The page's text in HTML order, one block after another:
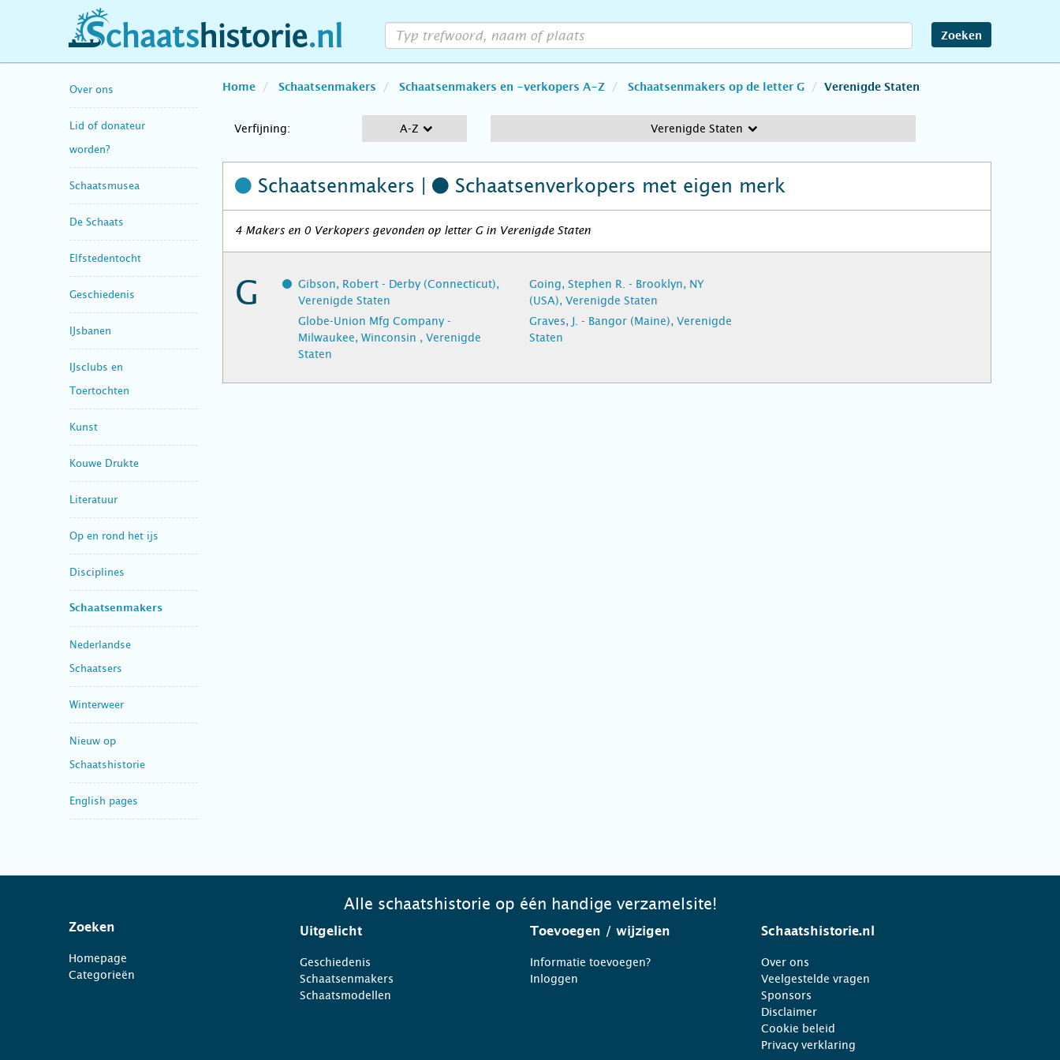
schaatshistorie.nl Zoeken
Over ons
Lid of donateur
worden?
Schaatsmusea
De Schaats
Elfstedentocht
Geschiedenis
IJsbanen
IJsclubs en
Toertochten
Kunst
Kouwe Drukte
Literatuur
Op en rond het ijs
Disciplines
Schaatsenmakers
Nederlandse
Schaatsers
Winterweer
Nieuw op
Schaatshistorie
English pages
Home Schaatsenmakers Schaatsenmakers en -verkopers A-Z Schaatsenmakers op de letter G Verenigde Staten
Verfijning: A-Z Verenigde Staten
Schaatsenmakers | Schaatsenverkopers met eigen merk
4 Makers en 0 Verkopers gevonden op letter G in Verenigde Staten
G
Gibson, Robert - Derby (Connecticut),
Verenigde Staten
Globe-Union Mfg Company -
Milwaukee, Winconsin , Verenigde
Staten
Going, Stephen R. - Brooklyn, NY
(USA), Verenigde Staten
Graves, J. - Bangor (Maine), Verenigde
Staten
Alle schaatshistorie op één handige verzamelsite!
Zoeken
Homepage
Categorieën
Uitgelicht
Geschiedenis
Schaatsenmakers
Schaatsmodellen
Toevoegen / wijzigen
Informatie toevoegen?
Inloggen
Schaatshistorie.nl
Over ons
Veelgestelde vragen
Sponsors
Disclaimer
Cookie beleid
Privacy verklaring